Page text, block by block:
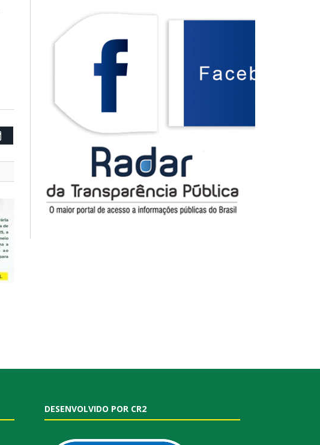
Email
DESENVOLVIDO POR CR2